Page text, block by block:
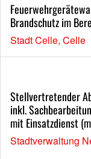
Brandschutz im
Stadt Celle, Celle
Stellvertretender
inkl.
mit Einsatzdienst
Stadtverwaltung